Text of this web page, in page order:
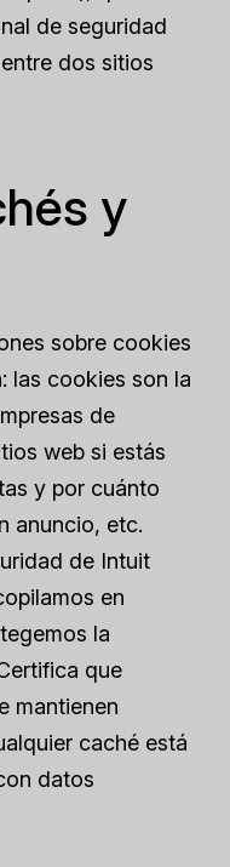
de seguridad
dos sitios
y
sobre cookies
las cookies son la
de
web si estás
y por cuánto
anuncio, etc.
de Intuit
en
la
que
mantienen
caché está
datos